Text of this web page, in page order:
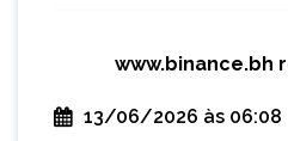
www.binance.bh
13/06/2026 às 06:08